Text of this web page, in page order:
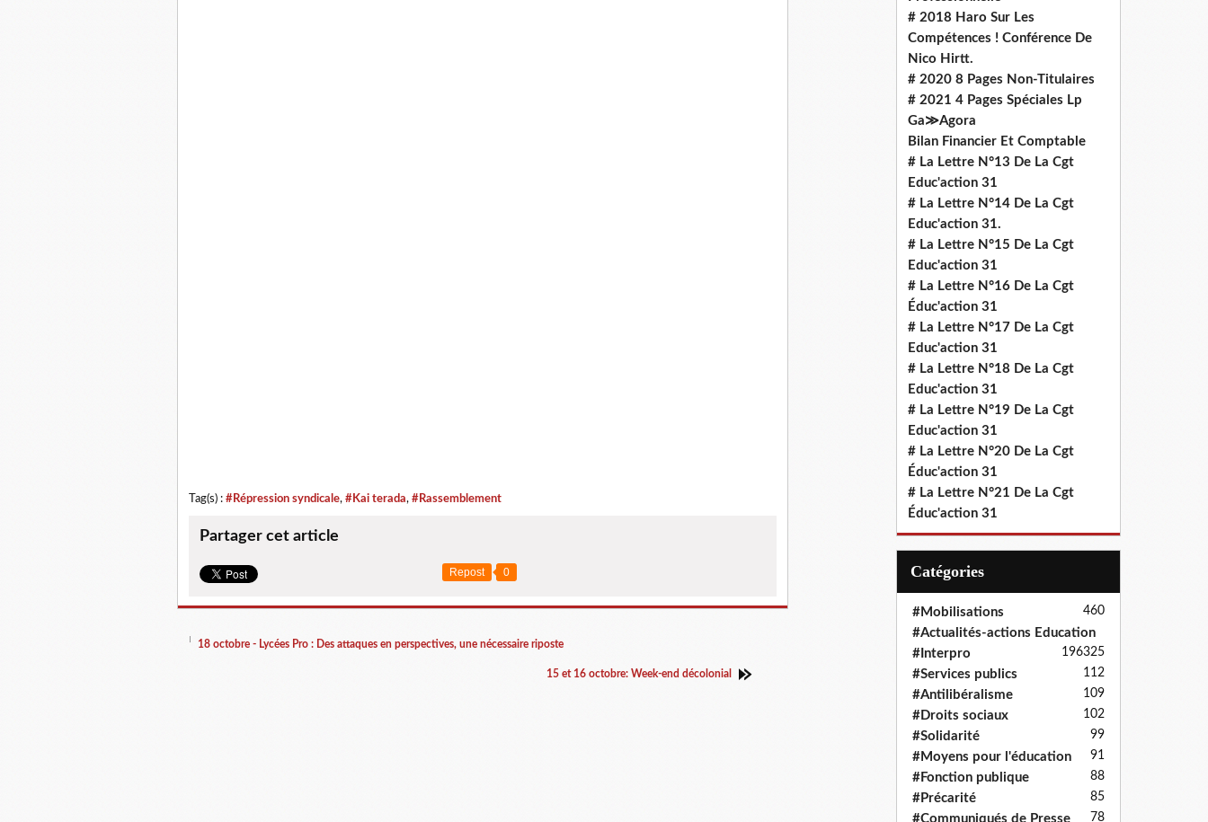
Tag(s) : #Répression syndicale, #Kai terada, #Rassemblement
Partager cet article
Repost 0
18 octobre - Lycées Pro : Des attaques en perspectives, une nécessaire riposte
15 et 16 octobre: Week-end décolonial
# 2018 Haro Sur Les
Compétences ! Conférence De
Nico Hirtt.
# 2020 8 Pages Non-Titulaires
# 2021 4 Pages Spéciales Lp
Ga≫Agora
Bilan Financier Et Comptable
# La Lettre N°13 De La Cgt
Educ'action 31
# La Lettre N°14 De La Cgt
Educ'action 31.
# La Lettre N°15 De La Cgt
Educ'action 31
# La Lettre N°16 De La Cgt
Éduc'action 31
# La Lettre N°17 De La Cgt
Educ'action 31
# La Lettre N°18 De La Cgt
Educ'action 31
# La Lettre N°19 De La Cgt
Educ'action 31
# La Lettre N°20 De La Cgt
Éduc'action 31
# La Lettre N°21 De La Cgt
Éduc'action 31
Catégories
#Mobilisations 460
#Actualités-actions Education
325
#Interpro 196
#Services publics 112
#Antilibéralisme 109
#Droits sociaux 102
#Solidarité 99
#Moyens pour l'éducation 91
#Fonction publique 88
#Précarité 85
#Communiqués de Presse 78